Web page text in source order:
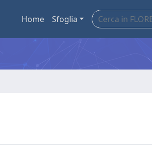
Home Sfoglia